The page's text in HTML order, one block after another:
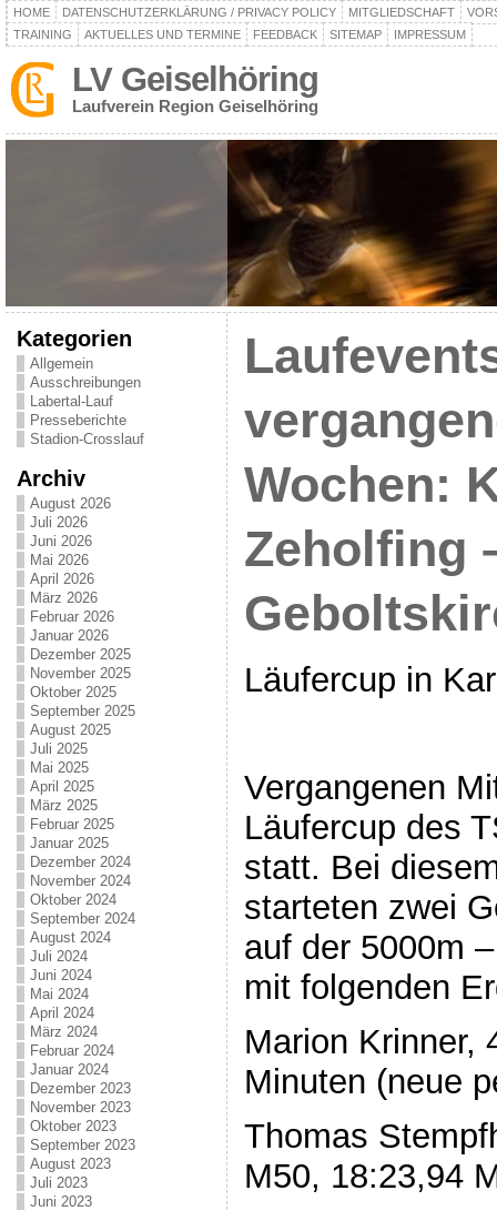
HOME DATENSCHUTZERKLÄRUNG / PRIVACY POLICY MITGLIEDSCHAFT
TRAINING
AKTUELLES UND TERMINE FEEDBACK SITEMAP IMPRESSUM
LV Geiselhöring
Laufverein Region Geiselhöring
Kategorien
Allgemein
Ausschreibungen
Labertal-Lauf
Presseberichte
Stadion-Crosslauf
Archiv
August 2026
Juli 2026
Juni 2026
Mai 2026
April 2026
März 2026
Februar 2026
Januar 2026
Dezember 2025
November 2025
Oktober 2025
September 2025
August 2025
Juli 2025
Mai 2025
April 2025
März 2025
Februar 2025
Januar 2025
Dezember 2024
November 2024
Oktober 2024
September 2024
August 2024
Juli 2024
Juni 2024
Mai 2024
April 2024
März 2024
Februar 2024
Januar 2024
Dezember 2023
November 2023
Oktober 2023
September 2023
August 2023
Juli 2023
Juni 2023
Wochen:
Zeholfing
Läufercup in
Vergangenen
Läufercup des
statt. Bei
starteten zwei
auf der 5000m
mit folgenden
Marion Krinner,
Minuten (neue
Thomas
M50, 18:23,94